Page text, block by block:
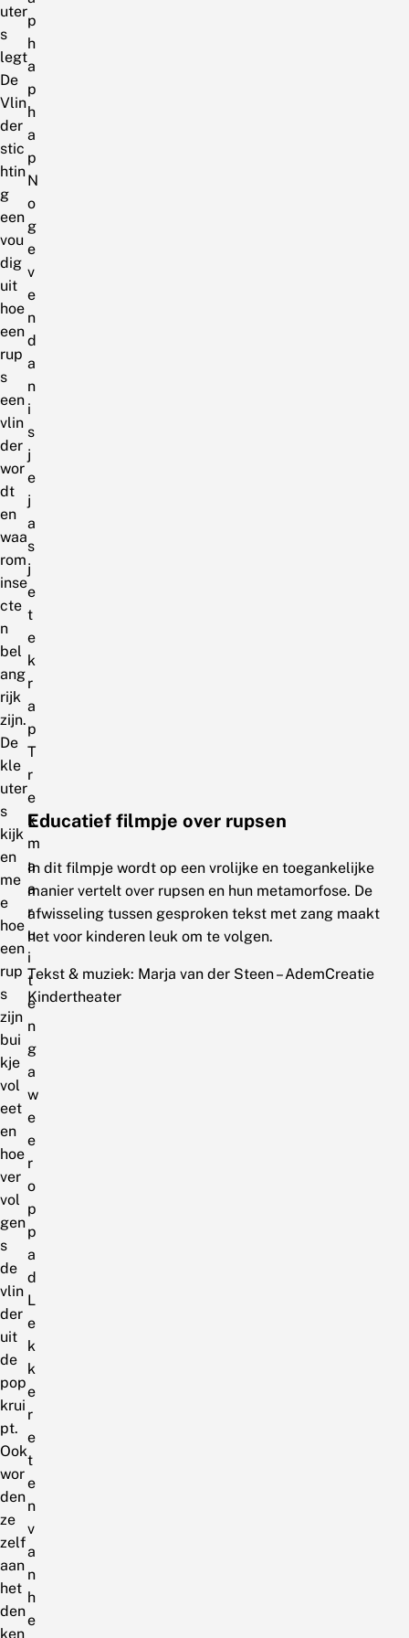
uter
s
legt
De
Vlin
der
stic
htin
g
een
vou
dig
uit
hoe
een
rup
s
een
vlin
der
wor
dt
en
waa
rom
inse
cte
n
bel
ang
rijk
zijn.
De
kle
uter
s
kijk
en
me
e
hoe
een
rup
s
zijn
bui
kje
vol
eet
en
hoe
ver
vol
gen
s
de
vlin
der
uit
de
pop
krui
pt.
Ook
wor
den
ze
zelf
aan
het
den
ken
p
h
a
p
h
a
p
N
o
g
e
v
e
n
d
a
n
i
s
j
e
j
a
s
j
e
t
e
k
r
a
p
T
r
e
k
m
a
a
r
u
i
t
e
n
g
a
w
e
e
r
o
p
p
a
d
L
e
k
k
e
r
e
t
e
n
v
a
n
h
e
Educatief filmpje over rupsen
In dit filmpje wordt op een vrolijke en toegankelijke
manier vertelt over rupsen en hun metamorfose. De
afwisseling tussen gesproken tekst met zang maakt
het voor kinderen leuk om te volgen.
Tekst & muziek: Marja van der Steen – AdemCreatie
Kindertheater